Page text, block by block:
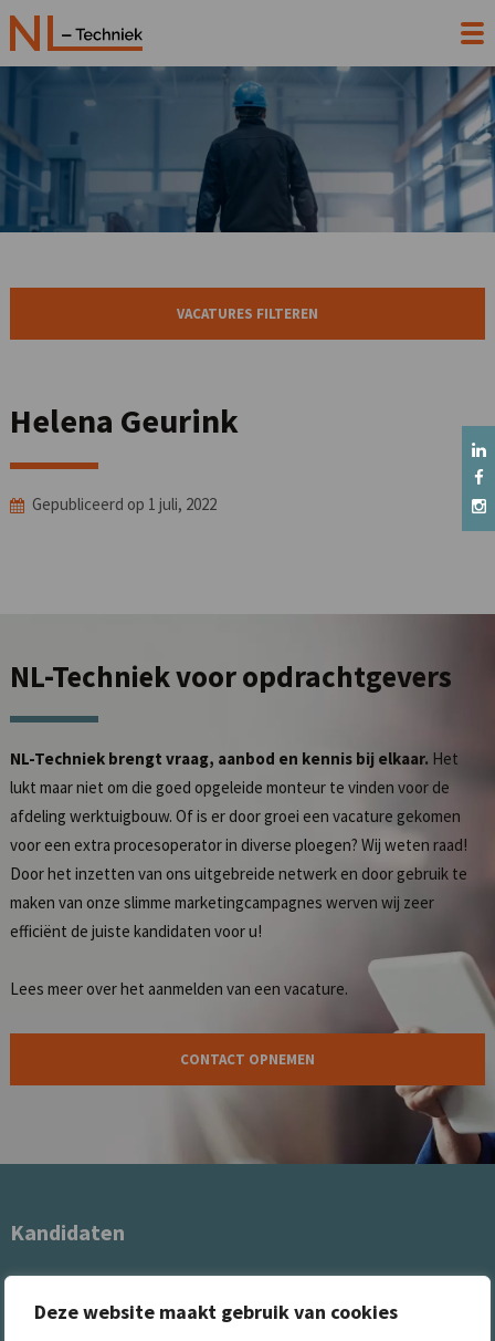
Deze website maakt gebruik van cookies
VACATURES FILTEREN
Helena Geurink
Gepubliceerd op 1 juli, 2022
NL-Techniekvoor opdrachtgevers
NL-Techniek brengt vraag, aanbod en kennis bij elkaar. Het
lukt maar niet om die goed opgeleide monteur te vinden voor de
afdeling werktuigbouw. Of is er door groei een vacature gekomen
voor een extra procesoperator in diverse ploegen? Wij weten raad!
Door het inzetten van ons uitgebreide netwerk en door gebruik te
maken van onze slimme marketingcampagnes werven wij zeer
efficiënt de juiste kandidaten voor u!
Lees meer over het aanmelden van een vacature.
CONTACT OPNEMEN
Kandidaten
NL-Techniek heeft zicht op de leukste en meest interessante
vacatures in de procesindustrie bij jou in de regio! Onze consultants